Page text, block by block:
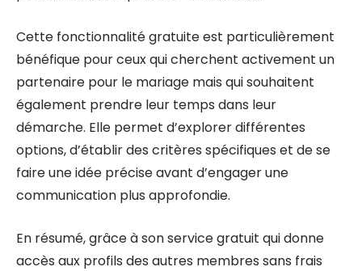
Cette fonctionnalité gratuite est particulièrement
bénéfique pour ceux qui cherchent activement un
partenaire pour le mariage mais qui souhaitent
également prendre leur temps dans leur
démarche. Elle permet d’explorer différentes
options, d’établir des critères spécifiques et de se
faire une idée précise avant d’engager une
communication plus approfondie.
En résumé, grâce à son service gratuit qui donne
accès aux profils des autres membres sans frais